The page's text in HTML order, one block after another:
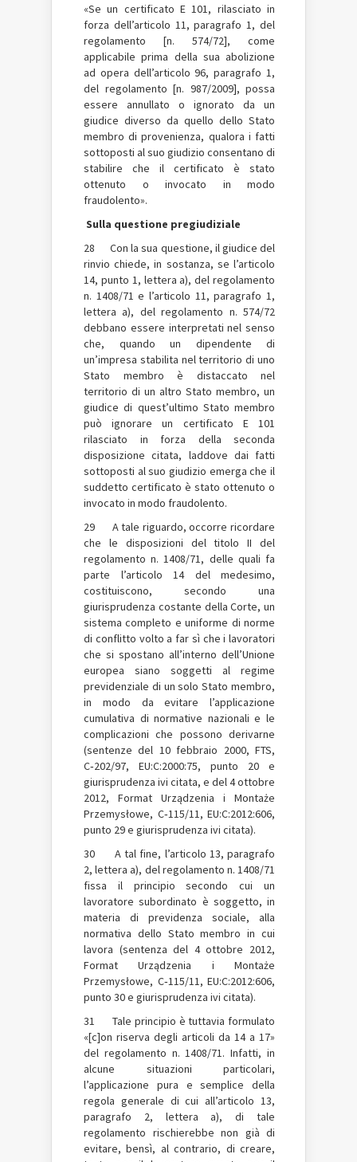
«Se un certificato E 101, rilasciato in
forza dell’articolo 11, paragrafo 1, del
regolamento [n. 574/72], come
applicabile prima della sua abolizione
ad opera dell’articolo 96, paragrafo 1,
del regolamento [n. 987/2009], possa
essere annullato o ignorato da un
giudice diverso da quello dello Stato
membro di provenienza, qualora i fatti
sottoposti al suo giudizio consentano di
stabilire che il certificato è stato
ottenuto o invocato in modo
fraudolento».
Sulla questione pregiudiziale
28 Con la sua questione, il giudice del
rinvio chiede, in sostanza, se l’articolo
14, punto 1, lettera a), del regolamento
n. 1408/71 e l’articolo 11, paragrafo 1,
lettera a), del regolamento n. 574/72
debbano essere interpretati nel senso
che, quando un dipendente di
un’impresa stabilita nel territorio di uno
Stato membro è distaccato nel
territorio di un altro Stato membro, un
giudice di quest’ultimo Stato membro
può ignorare un certificato E 101
rilasciato in forza della seconda
disposizione citata, laddove dai fatti
sottoposti al suo giudizio emerga che il
suddetto certificato è stato ottenuto o
invocato in modo fraudolento.
29 A tale riguardo, occorre ricordare
che le disposizioni del titolo II del
regolamento n. 1408/71, delle quali fa
parte l’articolo 14 del medesimo,
costituiscono, secondo una
giurisprudenza costante della Corte, un
sistema completo e uniforme di norme
di conflitto volto a far sì che i lavoratori
che si spostano all’interno dell’Unione
europea siano soggetti al regime
previdenziale di un solo Stato membro,
in modo da evitare l’applicazione
cumulativa di normative nazionali e le
complicazioni che possono derivarne
(sentenze del 10 febbraio 2000, FTS,
C‑202/97, EU:C:2000:75, punto 20 e
giurisprudenza ivi citata, e del 4 ottobre
2012, Format Urządzenia i Montaże
Przemysłowe, C‑115/11, EU:C:2012:606,
punto 29 e giurisprudenza ivi citata).
30 A tal fine, l’articolo 13, paragrafo
2, lettera a), del regolamento n. 1408/71
fissa il principio secondo cui un
lavoratore subordinato è soggetto, in
materia di previdenza sociale, alla
normativa dello Stato membro in cui
lavora (sentenza del 4 ottobre 2012,
Format Urządzenia i Montaże
Przemysłowe, C‑115/11, EU:C:2012:606,
punto 30 e giurisprudenza ivi citata).
31 Tale principio è tuttavia formulato
«[c]on riserva degli articoli da 14 a 17»
del regolamento n. 1408/71. Infatti, in
alcune situazioni particolari,
l’applicazione pura e semplice della
regola generale di cui all’articolo 13,
paragrafo 2, lettera a), di tale
regolamento rischierebbe non già di
evitare, bensì, al contrario, di creare,